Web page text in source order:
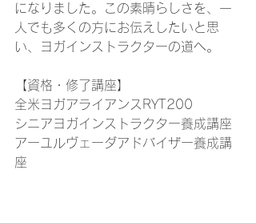
になりました。この素晴らしさを、一
人でも多くの方にお伝えしたいと思
い、ヨガインストラクターの道へ。
【資格・修了講座】
全米ヨガアライアンスRYT200
シニアヨガインストラクター養成講座
​アーユルヴェーダアドバイザー養成講
座